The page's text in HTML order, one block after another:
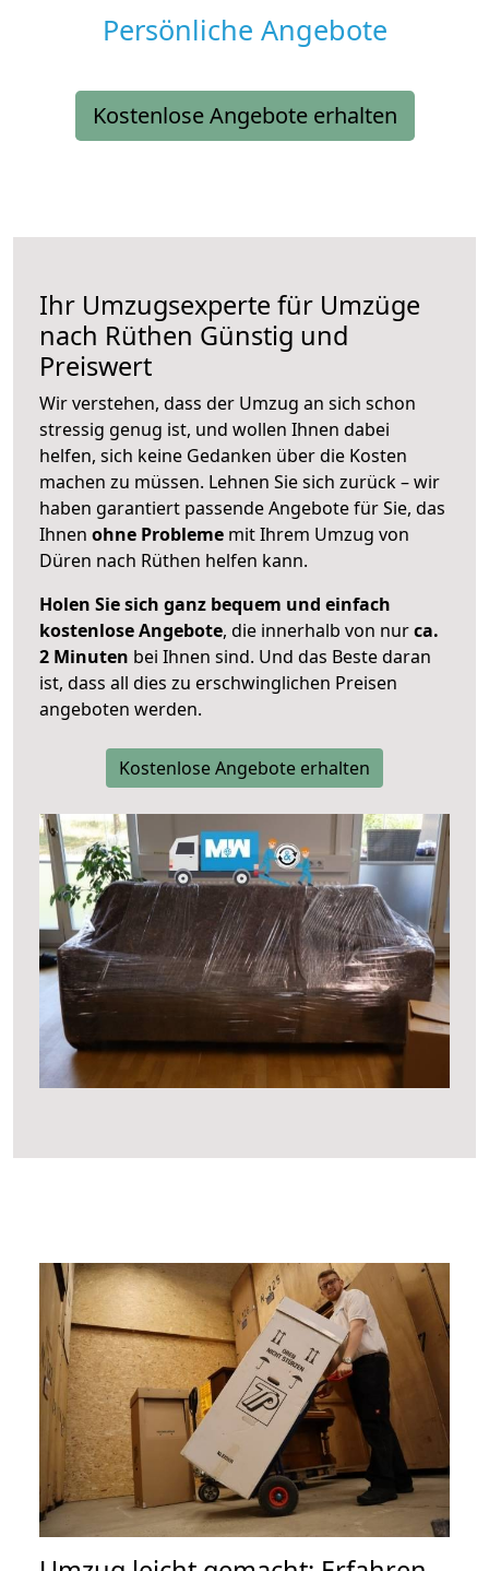
Persönliche Angebote
Kostenlose Angebote erhalten
Ihr Umzugsexperte für Umzüge
nach Rüthen Günstig und
Preiswert
Wir verstehen, dass der Umzug an sich schon
stressig genug ist, und wollen Ihnen dabei
helfen, sich keine Gedanken über die Kosten
machen zu müssen. Lehnen Sie sich zurück – wir
haben garantiert passende Angebote für Sie, das
Ihnen ohne Probleme mit Ihrem Umzug von
Düren nach Rüthen helfen kann.
Holen Sie sich ganz bequem und einfach
kostenlose Angebote, die innerhalb von nurca.
2 Minuten bei Ihnen sind. Und das Beste daran
ist, dass all dies zu erschwinglichen Preisen
angeboten werden.
Kostenlose Angebote erhalten